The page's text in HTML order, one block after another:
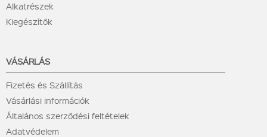
Alkatrészek
Kiegészítők
VÁSÁRLÁS
Fizetés és Szállítás
Vásárlási információk
Általános szerződési feltételek
Adatvédelem